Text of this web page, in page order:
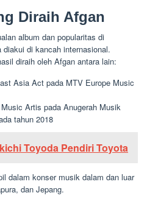
Diraih Afgan
album dan popularitas di
di kancah internasional.
diraih oleh Afgan antara lain:
Asia Act pada MTV Europe Music
Artis pada Anugerah Musik
tahun 2018
Toyoda Pendiri Toyota
dalam konser musik dalam dan luar
dan Jepang.